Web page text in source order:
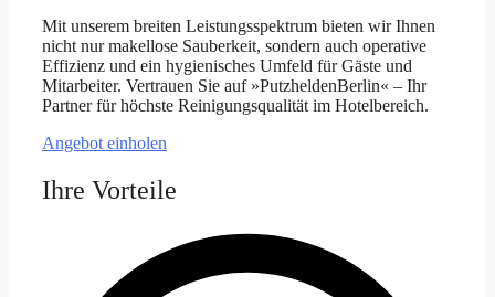
Mit unserem breiten Leistungsspektrum bieten wir Ihnen
nicht nur makellose Sauberkeit, sondern auch operative
Effizienz und ein hygienisches Umfeld für Gäste und
Mitarbeiter. Vertrauen Sie auf »PutzheldenBerlin« – Ihr
Partner für höchste Reinigungsqualität im Hotelbereich.
Angebot einholen
Ihre Vorteile